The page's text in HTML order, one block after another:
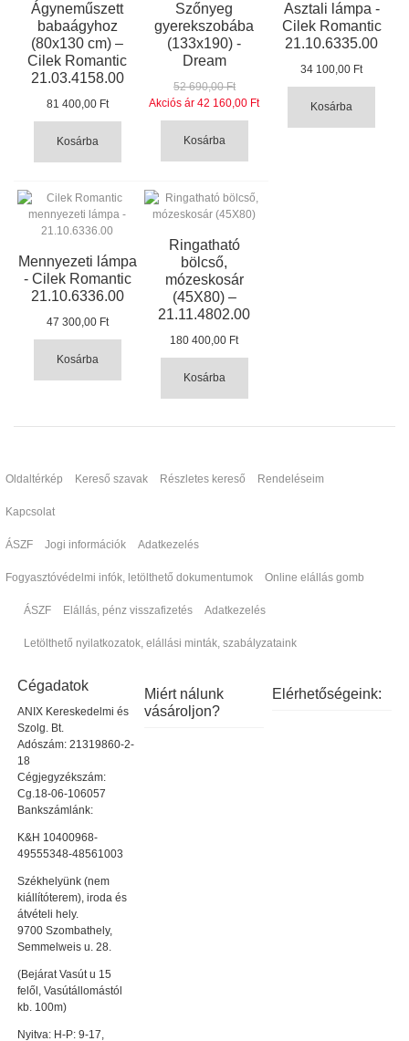
Ágyneműszett
babaágyhoz
(80x130 cm) –
Cilek Romantic
21.03.4158.00
81 400,00 Ft
Kosárba
Szőnyeg
gyerekszobába
(133x190) -
Dream
52 690,00 Ft
Akciós ár 42 160,00 Ft
Kosárba
Asztali lámpa -
Cilek Romantic
21.10.6335.00
34 100,00 Ft
Kosárba
Mennyezeti lámpa
- Cilek Romantic
21.10.6336.00
47 300,00 Ft
Kosárba
Ringatható
bölcső,
mózeskosár
(45X80) –
21.11.4802.00
180 400,00 Ft
Kosárba
Oldaltérkép Kereső szavak Részletes kereső Rendeléseim
Kapcsolat
ÁSZF Jogi információk Adatkezelés
Fogyasztóvédelmi infók, letölthető dokumentumok Online elállás gomb
ÁSZF Elállás, pénz visszafizetés Adatkezelés
Letölthető nyilatkozatok, elállási minták, szabályzataink
Cégadatok
ANIX Kereskedelmi és
Szolg. Bt.
Adószám: 21319860-2-
18
Cégjegyzékszám:
Cg.18-06-106057
Bankszámlánk:
K&H 10400968-
49555348-48561003
Székhelyünk (nem
kiállítóterem), iroda és
átvételi hely.
9700 Szombathely,
Semmelweis u. 28.
(Bejárat Vasút u 15
felől, Vasútállomástól
kb. 100m)
Nyitva: H-P: 9-17,
Miért nálunk
vásároljon?
Elérhetőségeink: